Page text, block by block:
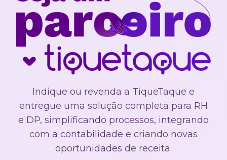
Indique ou revenda a TiqueTaque e
entregue uma solução completa para RH
e DP, simplificando processos, integrando
com a contabilidade e criando novas
oportunidades de receita.